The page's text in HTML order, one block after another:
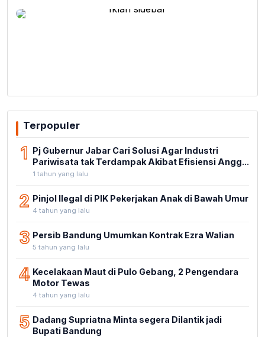
Terpopuler
1 Pj Gubernur Jabar Cari Solusi Agar Industri
Pariwisata tak Terdampak Akibat Efisiensi Angg...
1 tahun yang lalu
2 Pinjol Ilegal di PIK Pekerjakan Anak di Bawah Umur
4 tahun yang lalu
3 Persib Bandung Umumkan Kontrak Ezra Walian
5 tahun yang lalu
4 Kecelakaan Maut di Pulo Gebang, 2 Pengendara
Motor Tewas
4 tahun yang lalu
5 Dadang Supriatna Minta segera Dilantik jadi
Bupati Bandung